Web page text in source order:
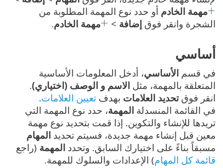
مهمة الخادم أو حدد نوع المهمة المطلوبة من
الشجرة وانقر فوق إضافة > مهمة الخادم.
أساسي
في قسم الأساسي، أدخل المعلومات الأساسية
المتعلقة بالمهمة، مثل الاسم و الوصف (اختياري).
انقر فوقتحديد العلامات بهدف تعيين العلامات.
في القائمة المنسدلة المهمة، حدد نوع المهمة التي
تريدها للإنشاء والتكوين. إذا قمت بتحديد نوع مهمة
معين قبل إنشاء مهمة جديدة، فسيتم تحديد المهام
مسبقاً بناءً على اختيارك السابق. وتحدد المهمة (راجع
قائمة كل المهام) الإعدادات والسلوك للمهمة.